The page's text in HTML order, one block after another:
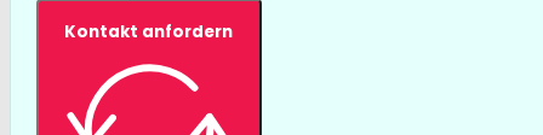
Kontakt anfordern